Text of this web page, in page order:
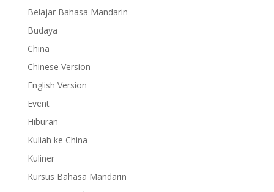
Belajar Bahasa Mandarin
Budaya
China
Chinese Version
English Version
Event
Hiburan
Kuliah ke China
Kuliner
Kursus Bahasa Mandarin